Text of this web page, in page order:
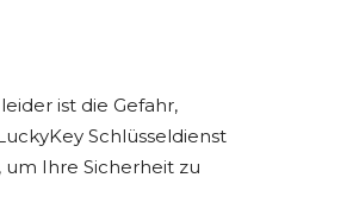
ist die Gefahr,
Schlüsseldienst
Ihre Sicherheit zu